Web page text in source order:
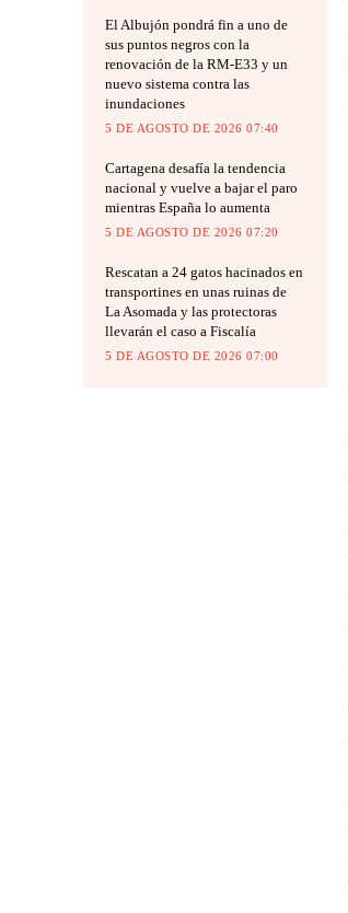
El Albujón pondrá fin a uno de
sus puntos negros con la
renovación de la RM-E33 y un
nuevo sistema contra las
inundaciones
5 DE AGOSTO DE 2026 07:40
Cartagena desafía la tendencia
nacional y vuelve a bajar el paro
mientras España lo aumenta
5 DE AGOSTO DE 2026 07:20
Rescatan a 24 gatos hacinados en
transportines en unas ruinas de
La Asomada y las protectoras
llevarán el caso a Fiscalía
5 DE AGOSTO DE 2026 07:00